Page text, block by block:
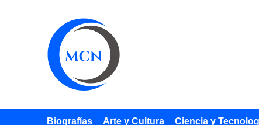
Biografías Arte y Cultura Ciencia y